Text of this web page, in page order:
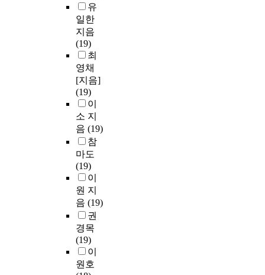
유
일한
지음
(19)
최
영채
[지음]
(19)
이
소 지
음 (19)
참
마도
(19)
이
원 지
음 (19)
권
경목
(19)
이
원호